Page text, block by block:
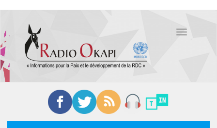
contenu
principal
Toggle